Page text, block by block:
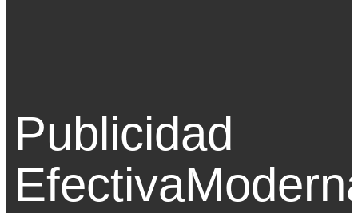
Publicidad
Efectiva